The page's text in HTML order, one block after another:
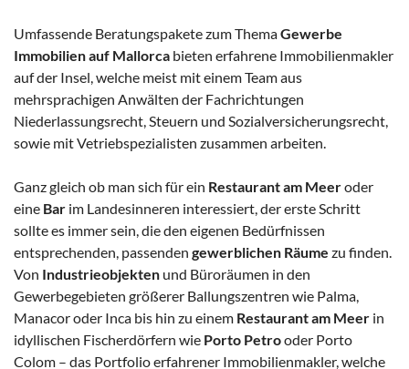
Umfassende Beratungspakete zum ThemaGewerbe
Immobilien auf Mallorca bieten erfahrene Immobilienmakler
auf der Insel, welche meist mit einem Team aus
mehrsprachigen Anwälten der Fachrichtungen
Niederlassungsrecht, Steuern und Sozialversicherungsrecht,
sowie mit Vetriebspezialisten zusammen arbeiten.
Ganz gleich ob man sich für ein Restaurant am Meeroder
eine Bar im Landesinneren interessiert, der erste Schritt
sollte es immer sein, die den eigenen Bedürfnissen
entsprechenden, passenden gewerblichen Räume zu finden.
Von Industrieobjekten und Büroräumen in den
Gewerbegebieten größerer Ballungszentren wie Palma,
Manacor oder Inca bis hin zu einem Restaurant am Meer in
idyllischen Fischerdörfern wie Porto Petrooder Porto
Colom – das Portfolio erfahrener Immobilienmakler, welche